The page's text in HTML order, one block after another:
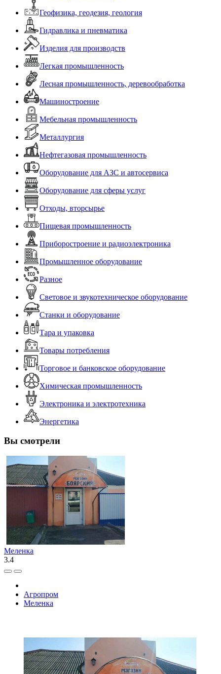
Геофизика, геодезия, геология
Гидравлика и пневматика
Изделия для производств
Легкая промышленность
Лесная промышленность, деревообработка
Машиностроение
Мебельная промышленность
Металлургия
Нефтегазовая промышленность
Оборудование для АЗС и автосервиса
Оборудование для сферы услуг
Отходы, вторсырье
Пищевая промышленность
Приборостроение и радиоэлектроника
Промышленное оборудование
Разное
Световое и звукотехническое оборудование
Станки и оборудование
Тара и упаковка
Товары потребления
Торговое и банковское оборудование
Химическая промышленность
Электроника и электротехника
Энергетика
Вы смотрели
Меленка
3.4
Агропром
Меленка